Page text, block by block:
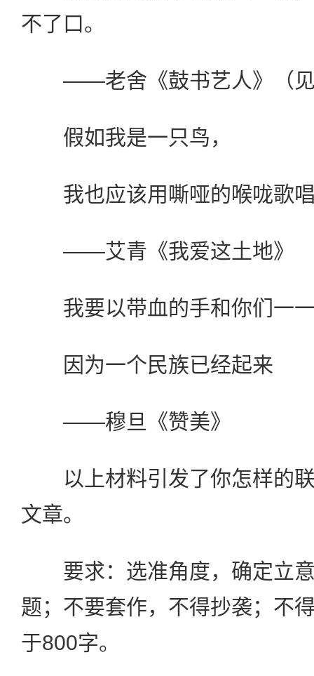
不了口。
——老舍《鼓书艺人》（见
假如我是一只鸟，
我也应该用嘶哑的喉咙歌
——艾青《我爱这土地》
我要以带血的手和你们一
因为一个民族已经起来
——穆旦《赞美》
以上材料引发了你怎样的联
文章。
要求：选准角度，确定立意
题；不要套作，不得抄袭；不
于800字。